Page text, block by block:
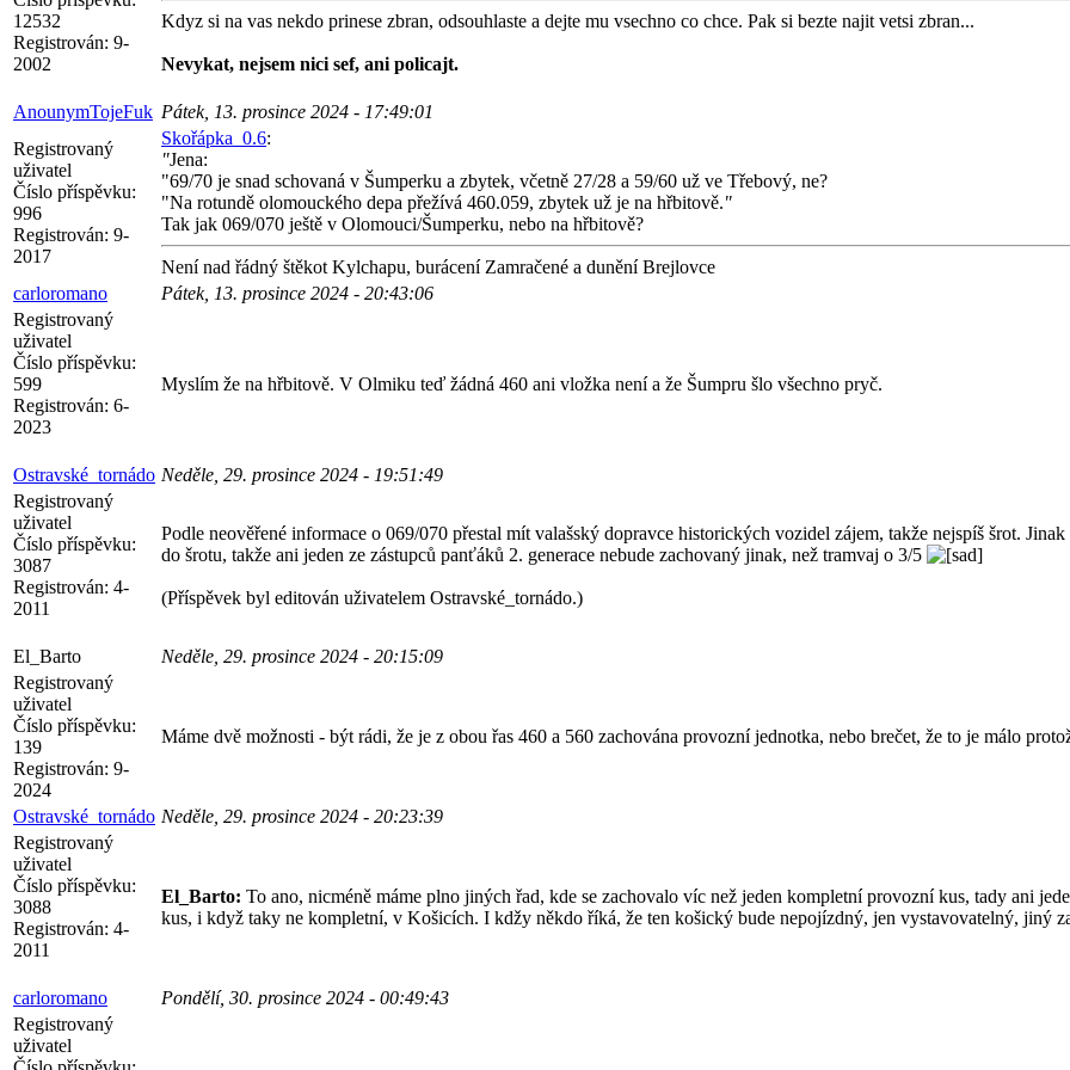
12532
Registrován: 9-
2002
Kdyz si na vas nekdo prinese zbran, odsouhlaste a dejte mu vsechno co chce. Pak si bezte najit vetsi zbran...
Nevykat, nejsem nici sef, ani policajt.
AnounymTojeFuk Pátek, 13. prosince 2024 - 17:49:01
Registrovaný
uživatel
Číslo příspěvku:
996
Registrován: 9-
2017
Skořápka_0.6:
"Jena:
"69/70 je snad schovaná v Šumperku a zbytek, včetně 27/28 a 59/60 už ve Třebový, ne?
"Na rotundě olomouckého depa přežívá 460.059, zbytek už je na hřbitově."
Tak jak 069/070 ještě v Olomouci/Šumperku, nebo na hřbitově?
Není nad řádný štěkot Kylchapu, burácení Zamračené a dunění Brejlovce
carloromano
Pátek, 13. prosince 2024 - 20:43:06
Registrovaný
uživatel
Číslo příspěvku:
599
Registrován: 6-
2023
Myslím že na hřbitově. V Olmiku teď žádná 460 ani vložka není a že Šumpru šlo všechno pryč.
Ostravské_tornádo Neděle, 29. prosince 2024 - 19:51:49
Registrovaný
uživatel
Číslo příspěvku:
3087
Registrován: 4-
2011
Podle neověřené informace o 069/070 přestal mít valašský dopravce historických vozidel zájem, takže nejspíš šrot.
do šrotu, takže ani jeden ze zástupců panťáků 2. generace nebude zachovaný jinak, než tramvaj o 3/5
(Příspěvek byl editován uživatelem Ostravské_tornádo.)
El_Barto
Neděle, 29. prosince 2024 - 20:15:09
Registrovaný
uživatel
Číslo příspěvku:
139
Registrován: 9-
2024
Máme dvě možnosti - být rádi, že je z obou řas 460 a 560 zachována provozní jednotka, nebo brečet, že to je málo
Ostravské_tornádo Neděle, 29. prosince 2024 - 20:23:39
Registrovaný
uživatel
Číslo příspěvku:
3088
Registrován: 4-
2011
El_Barto: To ano, nicméně máme plno jiných řad, kde se zachovalo víc než jeden kompletní provozní kus, tady ani
kus, i když taky ne kompletní, v Košicích. I kdžy někdo říká, že ten košický bude nepojízdný, jen vystavovatelný, jiný
carloromano
Pondělí, 30. prosince 2024 - 00:49:43
Registrovaný
uživatel